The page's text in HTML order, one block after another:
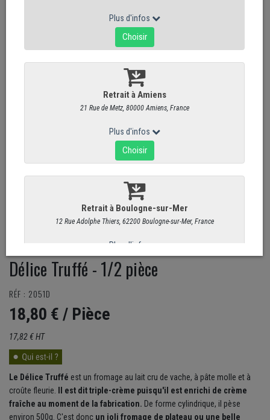
Délice Truffé - 1/2 pièce
RÉF : 2051D
18,80 € / Pièce
17,82 € HT
Le Délice Truffé est un fromage au lait cru de vache, à pâte molle et à
croûte fleurie.
Il est dit triple-crème puisqu'il est enrichi de crème
fraîche au moment de la fabrication. De forme cylindrique, il pèse
environ 500g. C'est donc un joli fromage de plateau ou une belle